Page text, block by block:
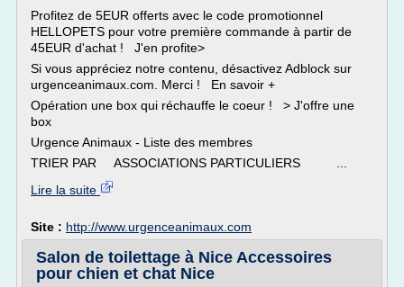
Profitez de 5EUR offerts avec le code promotionnel
HELLOPETS pour votre première commande à partir de
45EUR d'achat ! J'en profite>
Si vous appréciez notre contenu, désactivez Adblock sur
urgenceanimaux.com. Merci ! En savoir +
Opération une box qui réchauffe le coeur ! > J'offre une
box
Urgence Animaux - Liste des membres
TRIER PAR ASSOCIATIONS PARTICULIERS ...
Lire la suite
Site : http://www.urgenceanimaux.com
Salon de toilettage à Nice Accessoires
pour chien et chat Nice